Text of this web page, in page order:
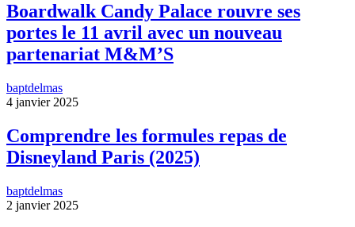
Boardwalk Candy Palace rouvre ses
portes le 11 avril avec un nouveau
partenariat M&M’S
baptdelmas
4 janvier 2025
Comprendre les formules repas de
Disneyland Paris (2025)
baptdelmas
2 janvier 2025